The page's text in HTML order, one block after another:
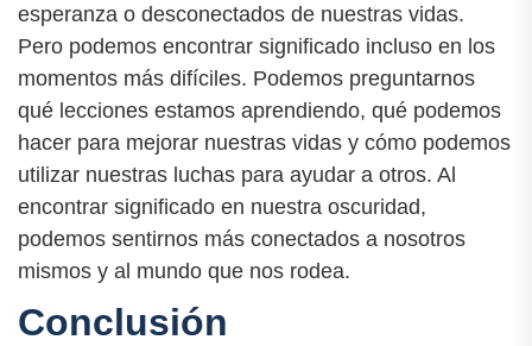
esperanza o desconectados de nuestras vidas.
Pero podemos encontrar significado incluso en los
momentos más difíciles. Podemos preguntarnos
qué lecciones estamos aprendiendo, qué podemos
hacer para mejorar nuestras vidas y cómo podemos
utilizar nuestras luchas para ayudar a otros. Al
encontrar significado en nuestra oscuridad,
podemos sentirnos más conectados a nosotros
mismos y al mundo que nos rodea.
Conclusión